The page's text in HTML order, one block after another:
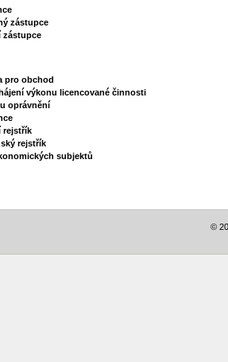
zástupce
zástupce
pro obchod
výkonu licencované činnosti
oprávnění
rejstřík
rejstřík
subjektů
©